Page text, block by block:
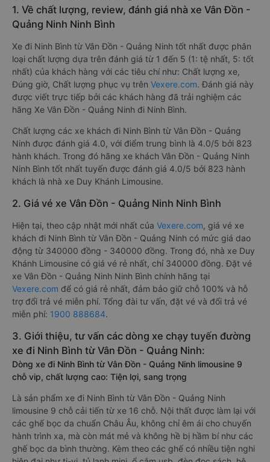
1. Về chất lượng, review, đánh giá nhà xe Vân Đồn -
Quảng Ninh Ninh Bình
Xe đi Ninh Bình từ Vân Đồn - Quảng Ninh tốt nhất được phân
loại chất lượng dựa trên đánh giá từ 1 đến 5 (1: tệ nhất, 5: tốt
nhất) của khách hàng với các tiêu chí như: Chất lượng xe,
Đúng giờ, Chất lượng phục vụ trên Vexere.com. Đánh giá này
được viết trực tiếp bởi các khách hàng đã trải nghiệm các
hãng Xe Vân Đồn - Quảng Ninh đi Ninh Bình.
Chất lượng các xe khách đi Ninh Bình từ Vân Đồn - Quảng
Ninh được đánh giá 4.0, với điểm trung bình là 4.0/5 bởi 823
hành khách. Trong đó hãng xe khách Vân Đồn - Quảng Ninh
Ninh Bình tốt nhất tuyến được đánh giá 4.0/5 bởi 823 hành
khách là nhà xe Duy Khánh Limousine.
2. Giá vé xe Vân Đồn - Quảng Ninh Ninh Bình
Hiện tại, theo cập nhật mới nhất của Vexere.com, giá vé xe
khách đi Ninh Bình từ Vân Đồn - Quảng Ninh có mức giá dao
động từ 340000 đồng - 340000 đồng. Trong đó, nhà xe Duy
Khánh Limousine có giá vé rẻ nhất, chỉ 340000 đồng. Đặt vé
xe Vân Đồn - Quảng Ninh Ninh Bình chính hãng tại
Vexere.com để có giá rẻ nhất, đảm bảo giữ chỗ 100% và hỗ
trợ đổi trả vé miễn phí. Tổng đài tư vấn, đặt vé và đổi trả vé
miễn phí: 1900 888684.
3. Giới thiệu, tư vấn các dòng xe chạy tuyến đường
xe đi Ninh Bình từ Vân Đồn - Quảng Ninh:
Dòng xe đi Ninh Bình từ Vân Đồn - Quảng Ninh limousine 9
chỗ vip, chất lượng cao: Tiện lợi, sang trọng
Là sản phẩm xe đi Ninh Bình từ Vân Đồn - Quảng Ninh
limousine 9 chỗ cải tiến từ xe 16 chỗ. Nội thất được làm lại với
các ghế bọc da chuẩn Châu Âu, không chỉ êm ái cho chuyến
hành trình xa, mà còn mát mẻ và không hề bị hầm bí như các
ghế bọc da bình thường. Kèm theo các ghế có nhiều tiện nghi